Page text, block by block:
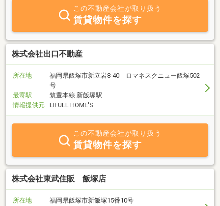
この不動産会社が取り扱う
賃貸物件を探す
株式会社出口不動産
所在地
福岡県飯塚市新立岩8-40 ロマネスクニュー飯塚502
号
最寄駅
筑豊本線 新飯塚駅
情報提供元
LIFULL HOME'S
この不動産会社が取り扱う
賃貸物件を探す
株式会社東武住販 飯塚店
所在地
福岡県飯塚市新飯塚15番10号